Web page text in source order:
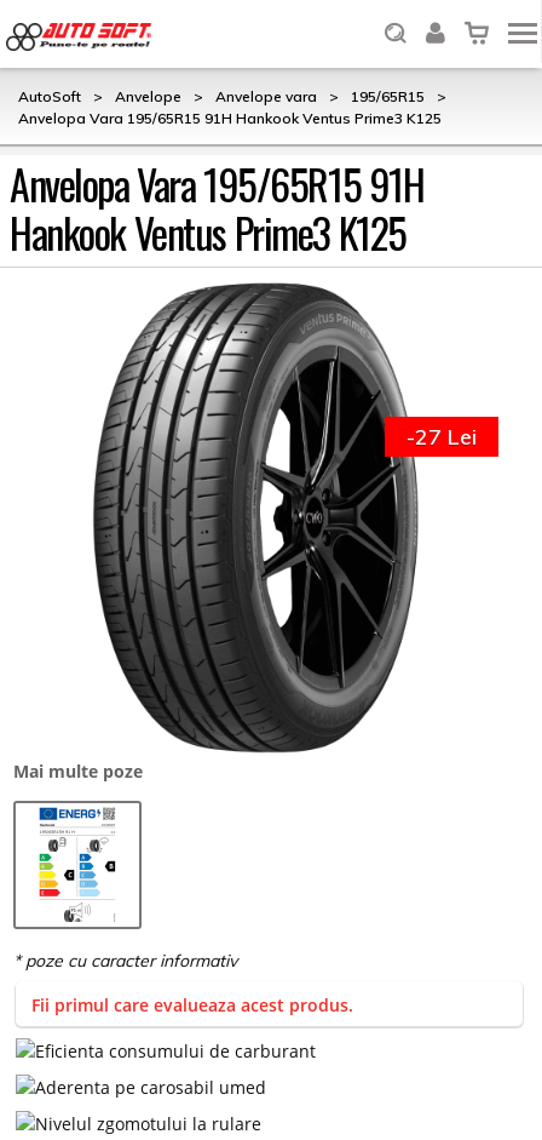
AutoSoft > Anvelope > Anvelope vara > 195/65R15
>
Anvelopa Vara 195/65R15 91H Hankook Ventus Prime3 K125
Anvelopa Vara 195/65R15 91H
Hankook Ventus Prime3 K125
Mai multe poze
-27 Lei
Fii primul care evalueaza acest produs.